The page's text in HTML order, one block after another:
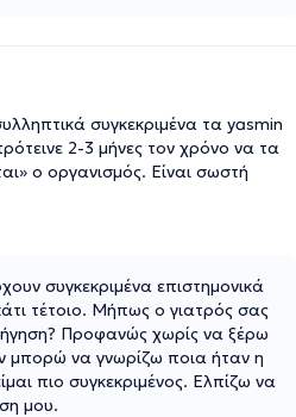
συγκεκριμένα τα yasmin
2-3 μήνες τον χρόνο να τα
ο οργανισμός. Είναι σωστή
συγκεκριμένα επιστημονικά
τέτοιο. Μήπως ο γιατρός σας
Προφανώς χωρίς να ξέρω
μπορώ να γνωρίζω ποια ήταν η
πιο συγκεκριμένος. Ελπίζω να
μου.